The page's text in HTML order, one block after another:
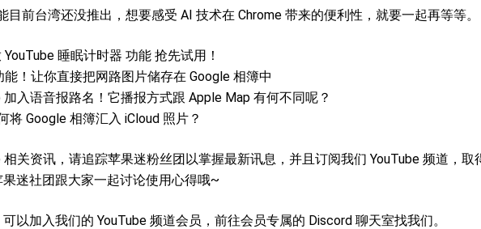
目前台湾还没推出，想要感受 AI 技术在 Chrome 带来的便利性，就要一起再等等。
睡眠计时器 功能 抢先试用！
！让你直接把网路图片储存在 Google 相簿中
入语音报路名！它播报方式跟 Apple Map 有何不同呢？
将 Google 相簿汇入 iCloud 照片？
关资讯，请追踪苹果迷粉丝团以掌握最新讯息，并且订阅我们 YouTube 频道，取
迷社团跟大家一起讨论使用心得哦~
以加入我们的 YouTube 频道会员，前往会员专属的 Discord 聊天室找我们。